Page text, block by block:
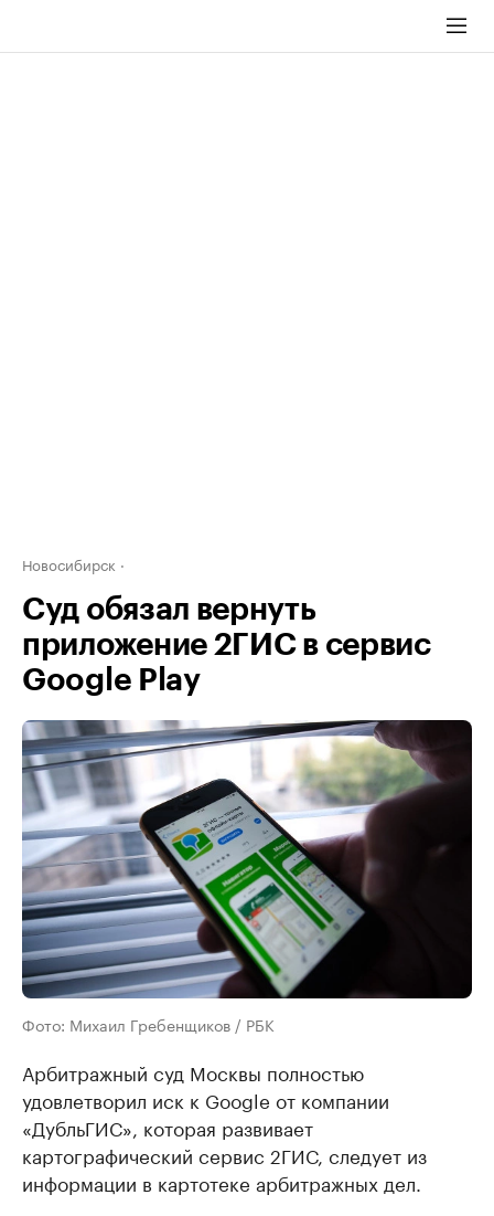
Новосибирск
Суд обязал вернуть
приложение 2ГИС в сервис
Google Play
Фото: Михаил Гребенщиков / РБК
Арбитражный суд Москвы полностью
удовлетворил иск к Google от компании
«ДубльГИС», которая развивает
картографический сервис 2ГИС, следует из
информации в картотеке арбитражных дел.